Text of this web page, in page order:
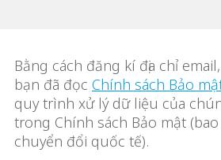
Bằng cách đăng kí địa chỉ
bạn đã đọc Chính sách Bảo
quy trình xử lý dữ liệu của
trong Chính sách Bảo mật
chuyển đổi quốc tế).